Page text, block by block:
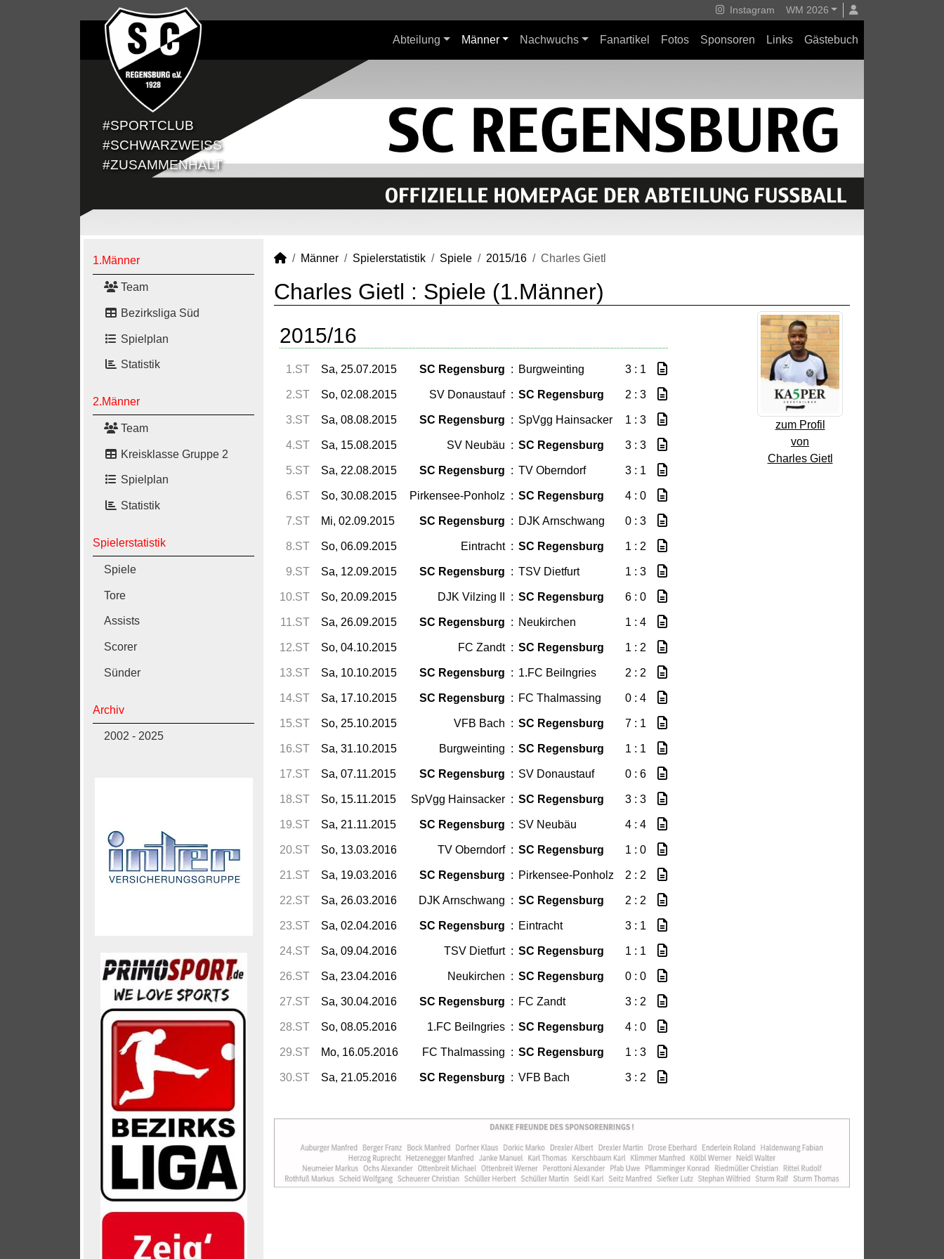
Instagram WM 2026
Abteilung Männer Nachwuchs Fanartikel Fotos Sponsoren Links Gästebuch
#SPORTCLUB
#SCHWARZWEISS
#ZUSAMMENHALT
1.Männer
Team
Bezirksliga Süd
Spielplan
Statistik
2.Männer
Team
Kreisklasse Gruppe 2
Spielplan
Statistik
Spielerstatistik
Spiele
Tore
Assists
Scorer
Sünder
Archiv
2002 - 2025
Männer Spielerstatistik Spiele 2015/16 Charles Gietl
Charles Gietl : Spiele (1.Männer)
zum Profil
von
Charles Gietl
2015/16
1.ST Sa, 25.07.2015 SC Regensburg : Burgweinting 3 : 1
2.ST So, 02.08.2015 SV Donaustauf : SC Regensburg 2 : 3
3.ST Sa, 08.08.2015 SC Regensburg : SpVgg Hainsacker 1 : 3
4.ST Sa, 15.08.2015 SV Neubäu : SC Regensburg 3 : 3
5.ST Sa, 22.08.2015 SC Regensburg : TV Oberndorf 3 : 1
6.ST So, 30.08.2015 Pirkensee-Ponholz : SC Regensburg 4 : 0
7.ST Mi, 02.09.2015 SC Regensburg : DJK Arnschwang 0 : 3
8.ST So, 06.09.2015 Eintracht : SC Regensburg 1 : 2
9.ST Sa, 12.09.2015 SC Regensburg : TSV Dietfurt 1 : 3
10.ST So, 20.09.2015 DJK Vilzing II : SC Regensburg 6 : 0
11.ST Sa, 26.09.2015 SC Regensburg : Neukirchen 1 : 4
12.ST So, 04.10.2015 FC Zandt : SC Regensburg 1 : 2
13.ST Sa, 10.10.2015 SC Regensburg : 1.FC Beilngries 2 : 2
14.ST Sa, 17.10.2015 SC Regensburg : FC Thalmassing 0 : 4
15.ST So, 25.10.2015 VFB Bach : SC Regensburg 7 : 1
16.ST Sa, 31.10.2015 Burgweinting : SC Regensburg 1 : 1
17.ST Sa, 07.11.2015 SC Regensburg : SV Donaustauf 0 : 6
18.ST So, 15.11.2015 SpVgg Hainsacker : SC Regensburg 3 : 3
19.ST Sa, 21.11.2015 SC Regensburg : SV Neubäu 4 : 4
20.ST So, 13.03.2016 TV Oberndorf : SC Regensburg 1 : 0
21.ST Sa, 19.03.2016 SC Regensburg : Pirkensee-Ponholz 2 : 2
22.ST Sa, 26.03.2016 DJK Arnschwang : SC Regensburg 2 : 2
23.ST Sa, 02.04.2016 SC Regensburg : Eintracht 3 : 1
24.ST Sa, 09.04.2016 TSV Dietfurt : SC Regensburg 1 : 1
26.ST Sa, 23.04.2016 Neukirchen : SC Regensburg 0 : 0
27.ST Sa, 30.04.2016 SC Regensburg : FC Zandt 3 : 2
28.ST So, 08.05.2016 1.FC Beilngries : SC Regensburg 4 : 0
29.ST Mo, 16.05.2016 FC Thalmassing : SC Regensburg 1 : 3
30.ST Sa, 21.05.2016 SC Regensburg : VFB Bach 3 : 2